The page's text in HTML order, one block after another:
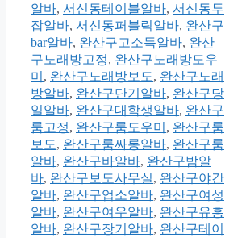
알바, 서신동테이블알바, 서신동투
잡알바, 서신동퍼블릭알바, 완산구
bar알바, 완산구고소득알바, 완산
구노래방고정, 완산구노래방도우
미 , 완산구노래방보도, 완산구노래
방알바, 완산구단기알바, 완산구당
일알바, 완산구대학생알바, 완산구
룸고정, 완산구룸도우미 , 완산구룸
보도, 완산구룸싸롱알바, 완산구룸
알바, 완산구바알바, 완산구밤알
바, 완산구보도사무실, 완산구야간
알바, 완산구업소알바, 완산구여성
알바, 완산구여우알바, 완산구유흥
알바, 완산구장기알바, 완산구테이